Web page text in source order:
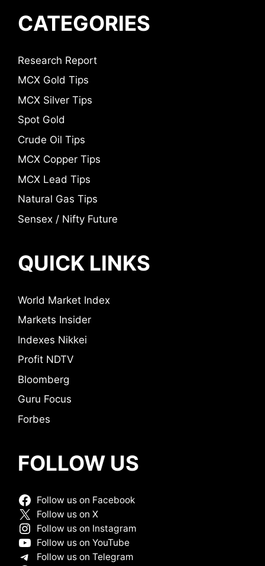
CATEGORIES
Research Report
MCX Gold Tips
MCX Silver Tips
Spot Gold
Crude Oil Tips
MCX Copper Tips
MCX Lead Tips
Natural Gas Tips
Sensex / Nifty Future
QUICK LINKS
World Market Index
Markets Insider
Indexes Nikkei
Profit NDTV
Bloomberg
Guru Focus
Forbes
FOLLOW US
Follow us on Facebook
Follow us on X
Follow us on Instagram
Follow us on YouTube
Follow us on Telegram